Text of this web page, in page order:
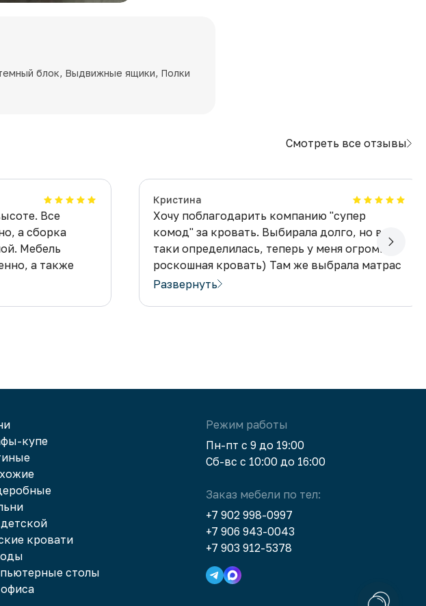
блок, Выдвижные ящики, Полки
Смотреть все отзывы
Все
а сборка
Мебель
а также
Кристина
Хочу поблагодарить компанию "супер
комод" за кровать. Выбирала долго, но все
таки определилась, теперь у меня огромная
роскошная кровать) Там же выбрала матрас
по размеру, очень удобный. Теперь еще
Развернуть
купе
кровати
столы
Режим работы
Пн-пт с 9 до 19:00
Сб-вс с 10:00 до 16:00
Заказ мебели по тел:
+7 902 998-0997
+7 906 943-0043
+7 903 912-5378